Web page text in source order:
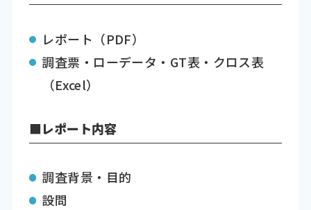
レポート（PDF）
調査票・ローデータ・GT表・クロス表
（Excel）
■レポート内容
調査背景・目的
設問